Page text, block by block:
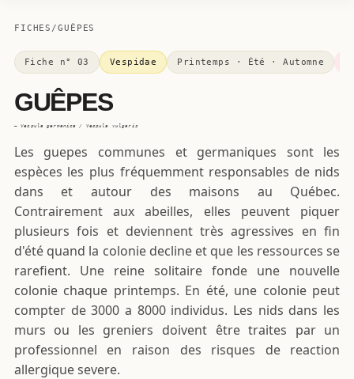
FICHES /GUÊPES
Fiche n° 03 Vespidae Printemps · Été · Automne
GUÊPES
— Vespula germanica / Vespula vulgaris
Les guepes communes et germaniques sont les
espèces les plus fréquemment responsables de nids
dans et autour des maisons au Québec.
Contrairement aux abeilles, elles peuvent piquer
plusieurs fois et deviennent très agressives en fin
d'été quand la colonie decline et que les ressources se
rarefient. Une reine solitaire fonde une nouvelle
colonie chaque printemps. En été, une colonie peut
compter de 3000 a 8000 individus. Les nids dans les
murs ou les greniers doivent être traites par un
professionnel en raison des risques de reaction
allergique severe.